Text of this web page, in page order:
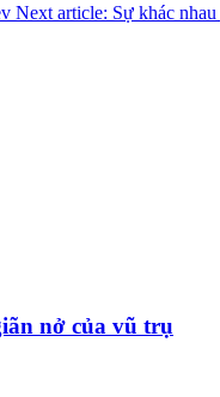
Next article: Sự khác
nở của vũ trụ